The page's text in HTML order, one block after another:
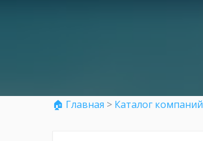
🏠 Главная > Каталог компаний